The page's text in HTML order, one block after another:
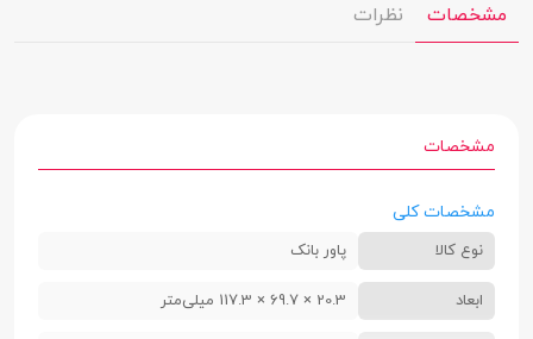
مشخصات نظرات
مشخصات
مشخصات کلی
نوع کالا پاور بانک
ابعاد 20.3 × 69.7 × 117.3 میلی‌متر